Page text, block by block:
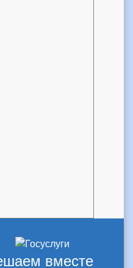
вместе